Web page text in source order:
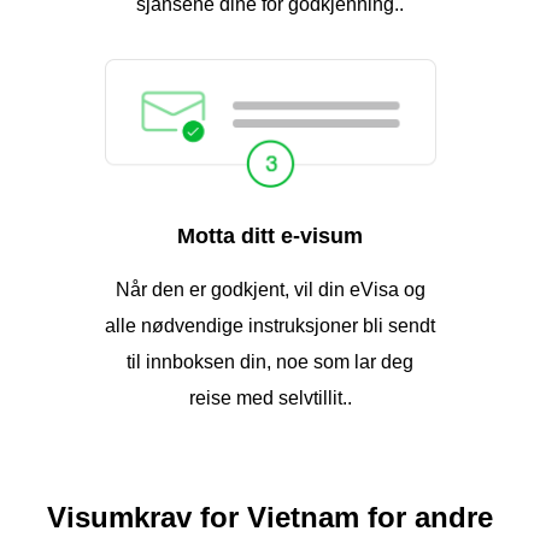
sjansene dine for godkjenning..
Motta ditt e-visum
Når den er godkjent, vil din eVisa og
alle nødvendige instruksjoner bli sendt
til innboksen din, noe som lar deg
reise med selvtillit..
Visumkrav for Vietnam for andre